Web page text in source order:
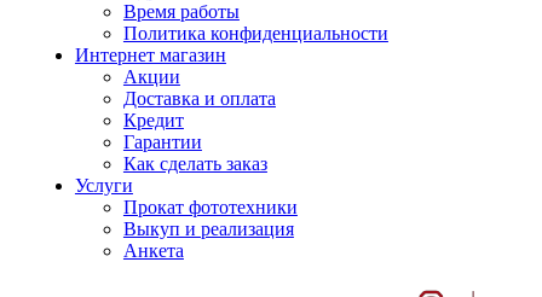
Время работы
Политика конфиденциальности
Интернет магазин
Акции
Доставка и оплата
Кредит
Гарантии
Как сделать заказ
Услуги
Прокат фототехники
Выкуп и реализация
Анкета